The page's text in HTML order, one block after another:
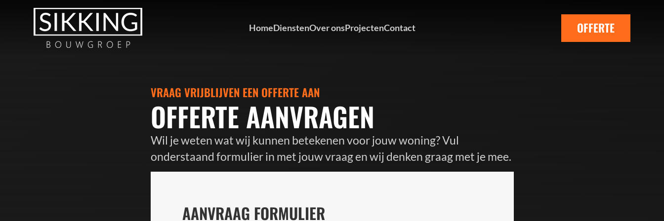
HomeDienstenOver onsProjectenContact OFFERTE
VRAAG VRIJBLIJVEN EEN OFFERTE AAN
OFFERTE AANVRAGEN
Wil je weten wat wij kunnen betekenen voor jouw woning? Vul
onderstaand formulier in met jouw vraag en wij denken graag met je mee.
AANVRAAG FORMULIER